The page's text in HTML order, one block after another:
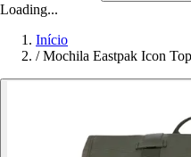
Loading...
Início
/ Mochila Eastpak Icon